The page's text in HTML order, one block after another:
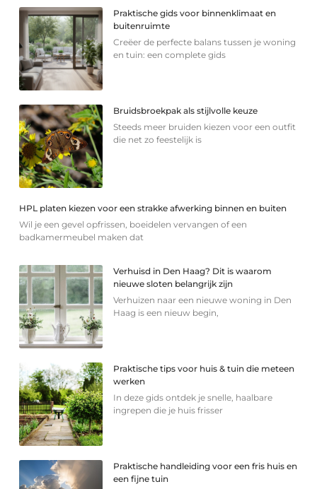
Praktische gids voor binnenklimaat en
buitenruimte
Creëer de perfecte balans tussen je woning
en tuin: een complete gids
Bruidsbroekpak als stijlvolle keuze
Steeds meer bruiden kiezen voor een outfit
die net zo feestelijk is
HPL platen kiezen voor een strakke afwerking binnen en buiten
Wil je een gevel opfrissen, boeidelen vervangen of een
badkamermeubel maken dat
Verhuisd in Den Haag? Dit is waarom
nieuwe sloten belangrijk zijn
Verhuizen naar een nieuwe woning in Den
Haag is een nieuw begin,
Praktische tips voor huis & tuin die meteen
werken
In deze gids ontdek je snelle, haalbare
ingrepen die je huis frisser
Praktische handleiding voor een fris huis en
een fijne tuin